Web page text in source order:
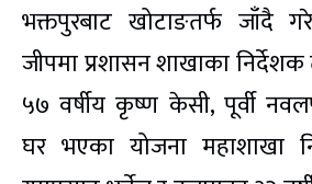
भक्तपुरबाट खोटाङतर्फ जाँदै
जीपमा प्रशासन शाखाका
५७ वर्षीय कृष्ण केसी, पूर्वी
घर भएका योजना महाशाखा